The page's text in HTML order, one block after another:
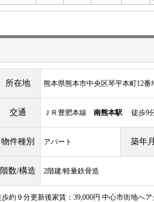
所在地 熊本県熊本市中央区琴平本町12番
交通 ＪＲ豊肥本線 南熊本駅 徒歩9
物件種別 アパート 築年月
階数/構造 2階建/軽量鉄骨造
約９分更新後家賃：39,000円 中心市街地へ